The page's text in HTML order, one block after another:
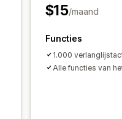
$15/maand
Functies
1.000
Alle functies van